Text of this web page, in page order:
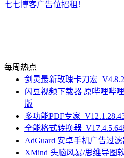
七七博客广告位招租！
每周热点
剑灵最新玫瑰卡刀宏
闪豆视频下载器 原哔哩哔
版
多功能PDF专家
全能格式转换器
AdGuard 安卓手机广告过
XMind 头脑风暴/思维导图